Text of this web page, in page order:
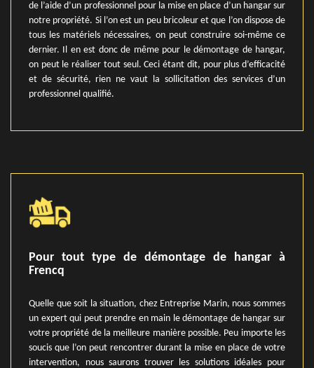
de l’aide d’un professionnel pour la mise en place d’un hangar sur
notre propriété. Si l’on est un peu bricoleur et que l’on dispose de
tous les matériels nécessaires, on peut construire soi-même ce
dernier. Il en est donc de même pour le démontage de hangar,
on peut le réaliser tout seul. Ceci étant dit, pour plus d’efficacité
et de sécurité, rien ne vaut la sollicitation des services d’un
professionnel qualifié.
Pour tout type de démontage de hangar à
Frencq
Quelle que soit la situation, chez Entreprise Marin, nous sommes
un expert qui peut prendre en main le démontage de hangar sur
votre propriété de la meilleure manière possible. Peu importe les
soucis que l’on peut rencontrer durant la mise en place de votre
intervention, nous saurons trouver les solutions idéales pour